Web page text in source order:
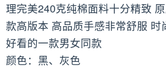
理完美240克纯棉面料十分精致
款高版本 高品质手感非常舒服 时
好看的一款男女同款
颜色：黑、灰色